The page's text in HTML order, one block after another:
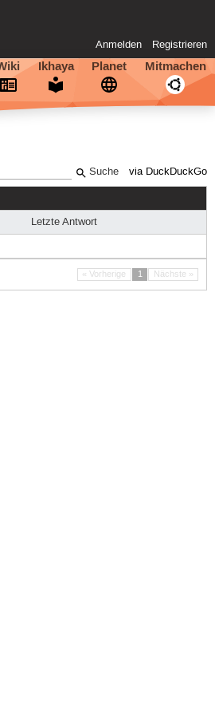
Anmelden Registrieren
Ikhaya Planet Mitmachen
via DuckDuckGo
Letzte Antwort
« Vorherige 1 Nächste »